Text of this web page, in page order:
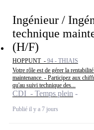
Ingénieur /
technique
(H/F)
HOPPUNT - 94 - THIAIS
Votre rôle est de gérer la
maintenance. - Participez aux
qu'au suivi technique des...
CDI - Temps plein
Publié il y a 7 jours